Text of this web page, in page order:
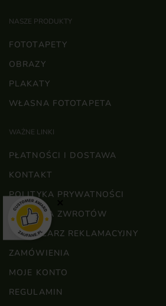
NASZE PRODUKTY
FOTOTAPETY
OBRAZY
PLAKATY
WŁASNA FOTOTAPETA
WAŻNE LINKI
PŁATNOŚCI I DOSTAWA
KONTAKT
POLITYKA PRYWATNOŚCI
POLITYKA ZWROTÓW
FORMULARZ REKLAMACYJNY
ZAMÓWIENIA
MOJE KONTO
REGULAMIN